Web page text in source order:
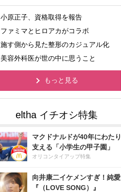
小原正子、資格取得を報告
ファミマとヒロアカがコラボ
施す側から見た整形のカジュアル化
美容外科医が世の中に思うこと
もっと見る
マクドナルドが40年にわたり
支える「小学生の甲子園」
オリコンタイアップ特集
向井康二イケメンすぎ！純愛
『（LOVE SONG）』